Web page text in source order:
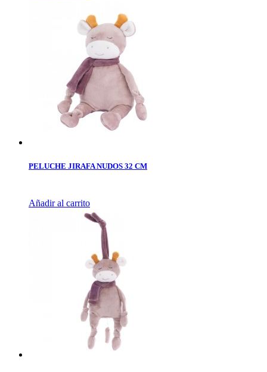
PELUCHE JIRAFA NUDOS 32 CM
Añadir al carrito